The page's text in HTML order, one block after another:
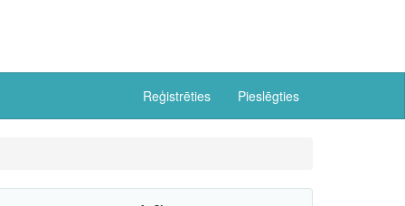
Reģistrēties Pieslēgties